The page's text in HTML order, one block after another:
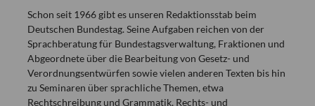
Schon seit 1966 gibt es unseren Redaktionsstab beim
Deutschen Bundestag. Seine Aufgaben reichen von der
Sprachberatung für Bundestagsverwaltung, Fraktionen und
Abgeordnete über die Bearbeitung von Gesetz- und
Verordnungsentwürfen sowie vielen anderen Texten bis hin
zu Seminaren über sprachliche Themen, etwa
Rechtschreibung und Grammatik, Rechts- und